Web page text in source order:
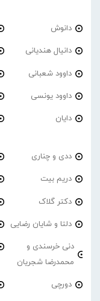
دانوش
دانیال هندیانی
داوود شعبانی
داوود یونسی
دایان
ددی و چناری
دریم بیت
دکتر گلاک
دلتا و شایان رضایی
دنی خرسندی و
محمدرضا شجریان
دورچی